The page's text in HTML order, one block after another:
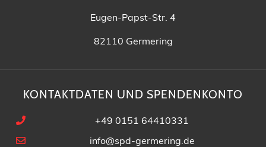
Eugen-Papst-Str. 4
82110 Germering
KONTAKTDATEN UND SPENDENKONTO
+49 0151 64410331
info@spd-germering.de